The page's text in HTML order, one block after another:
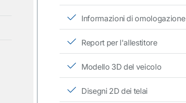
Informazioni di omologazione
Report per l'allestitore
Modello 3D del veicolo
Disegni 2D dei telai